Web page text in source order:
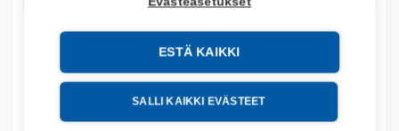
ESTÄ KAIKKI
SALLI KAIKKI EVÄSTEET
Tuotekoodit
Tilauskoodi: 700K40EKF